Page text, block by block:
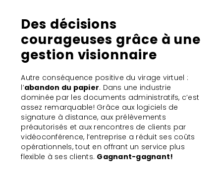
Des décisions
courageuses grâce à une
gestion visionnaire
Autre conséquence positive du virage virtuel :
l’abandon du papier. Dans une industrie
dominée par les documents administratifs, c’est
assez remarquable! Grâce aux logiciels de
signature à distance, aux prélèvements
préautorisés et aux rencontres de clients par
vidéoconférence, l’entreprise a réduit ses coûts
opérationnels, tout en offrant un service plus
flexible à ses clients. Gagnant-gagnant!